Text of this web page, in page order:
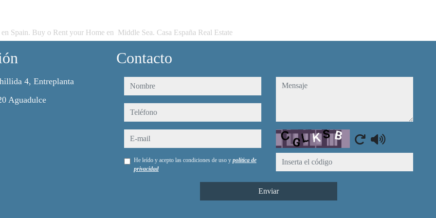
Spain. Buy o Rent your Home en Middle Sea. Casa España Real Estate
4, Entreplanta
Aguadulce
Contacto
nombre
teléfono
e-mail
He leído y acepto las condiciones de uso y política de
privacidad
mensaje
Captcha
Enviar